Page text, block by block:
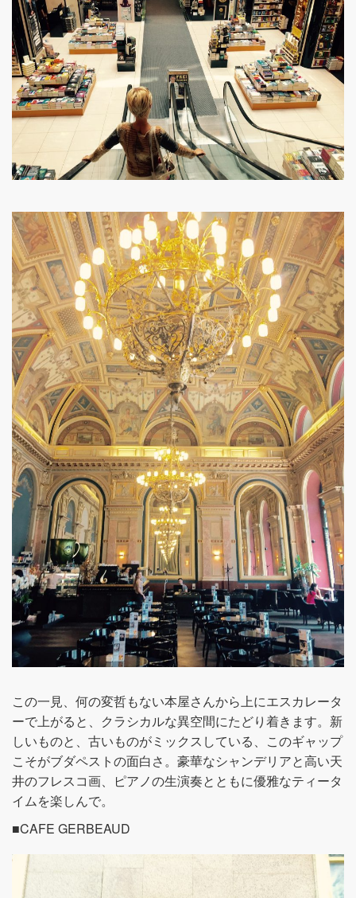
この一見、何の変哲もない本屋さんから上にエスカレータ
ーで上がると、クラシカルな異空間にたどり着きます。新
しいものと、古いものがミックスしている、このギャップ
こそがブダペストの面白さ。豪華なシャンデリアと高い天
井のフレスコ画、ピアノの生演奏とともに優雅なティータ
イムを楽しんで。
■CAFE GERBEAUD